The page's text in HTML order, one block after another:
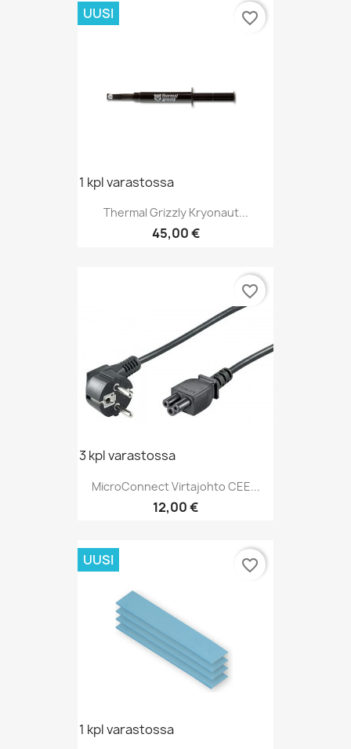
1 kpl varastossa
Thermal Grizzly Kryonaut...
Hinta
45,00 €
UUSI favorite_border
3 kpl varastossa
MicroConnect Virtajohto CEE...
Hinta
12,00 €
favorite_border
1 kpl varastossa
UUSI favorite_border